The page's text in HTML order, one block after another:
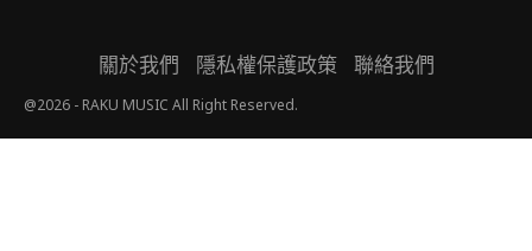
關於我們 隱私權保護政策 聯絡我們
@2026 - RAKU MUSIC All Right Reserved.